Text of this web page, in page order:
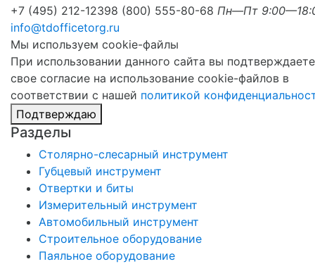
+7 (495) 212-12398 (800) 555-80-68 Пн—Пт
info@tdofficetorg.ru
Мы используем cookie-файлы
При использовании данного сайта вы подтверждаете
свое согласие на использование cookie-файлов в
соответствии с нашей политикой
Подтверждаю
Разделы
Столярно-слесарный инструмент
Губцевый инструмент
Отвертки и биты
Измерительный инструмент
Автомобильный инструмент
Строительное оборудование
Паяльное оборудование